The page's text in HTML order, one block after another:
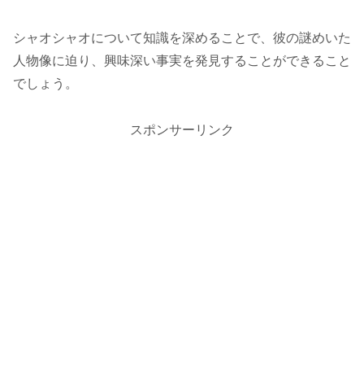
シャオシャオについて知識を深めることで、彼の謎めいた
人物像に迫り、興味深い事実を発見することができること
でしょう。
スポンサーリンク